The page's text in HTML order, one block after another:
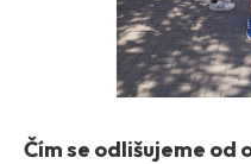
Čím se odlišujeme od